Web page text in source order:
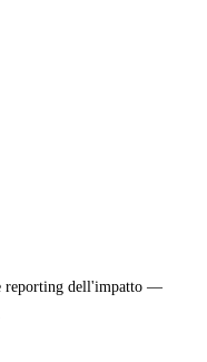
reporting dell'impatto —